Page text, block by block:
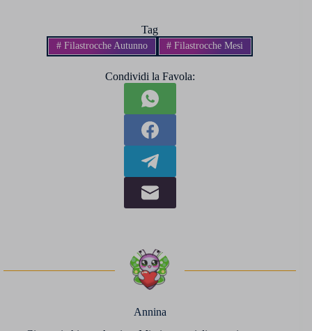
Tag
#Filastrocche Autunno # Filastrocche Mesi
Condividi la Favola:
Annina